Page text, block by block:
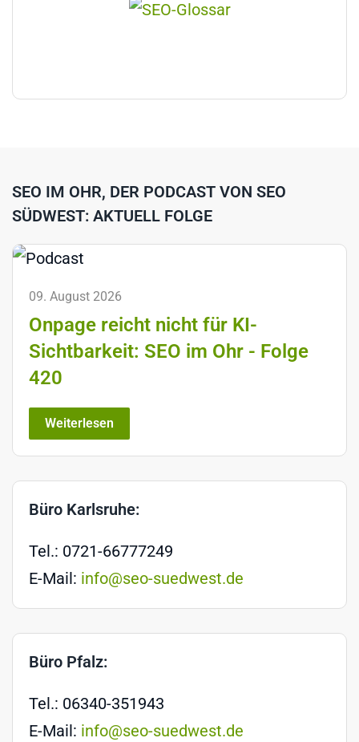
SEO IM OHR, DER PODCAST VON SEO
SÜDWEST: AKTUELL FOLGE
09. August 2026
Onpage reicht nicht für KI-
Sichtbarkeit: SEO im Ohr - Folge
420
Weiterlesen
Büro Karlsruhe:
Tel.: 0721-66777249
E-Mail: info@seo-suedwest.de
Büro Pfalz:
Tel.: 06340-351943
E-Mail: info@seo-suedwest.de